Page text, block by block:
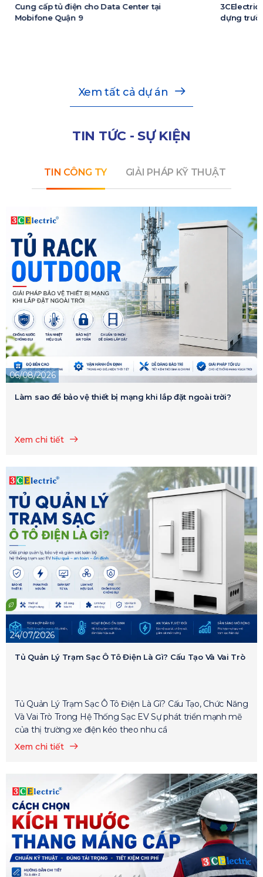
3CElectric cung cấp tủ điện cho Dự án xây
dựng trường đại học FPT
Cung cấp
cấp
Xem tất cả dự án
TIN TỨC - SỰ KIỆN
TIN CÔNG TY GIẢI PHÁP KỸ THUẬT
06/08/2026
Làm sao để bảo vệ thiết bị mạng khi lắp đặt ngoài trời?
Xem chi tiết
24/07/2026
Tủ Quản Lý Trạm Sạc Ô Tô Điện Là Gì? Cấu Tạo Và Vai Trò
Tủ Quản Lý Trạm Sạc Ô Tô Điện Là Gì? Cấu Tạo, Chức Năng
Và Vai Trò Trong Hệ Thống Sạc EV Sự phát triển mạnh mẽ
của thị trường xe điện kéo theo nhu cầ
Xem chi tiết